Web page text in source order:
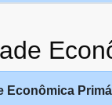
Econômica